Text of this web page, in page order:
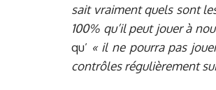
sait vraiment quels sont
100% qu’il peut jouer à
qu’ « il ne pourra pas
contrôles régulièrement